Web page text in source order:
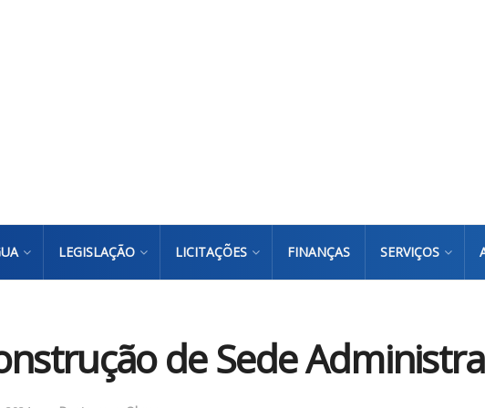
LEGISLAÇÃO LICITAÇÕES FINANÇAS SERVIÇOS
de Sede